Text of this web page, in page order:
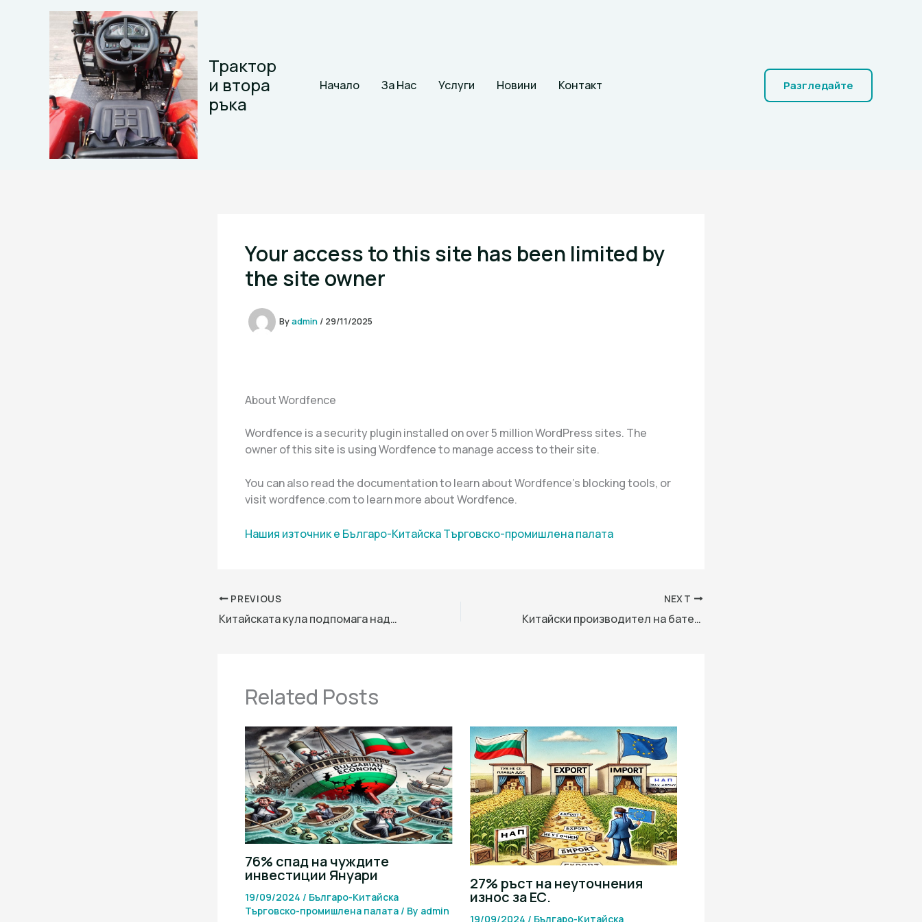
Трактор
и втора
ръка
Начало За Нас Услуги Новини Контакт Разгледайте
Your access to this site has been limited by
the site owner
Byadmin / 29/11/2025
About Wordfence
Wordfence is a security plugin installed on over 5 million WordPress sites. The
owner of this site is using Wordfence to manage access to their site.
You can also read the documentation to learn about Wordfence’s blocking tools, or
visit wordfence.com to learn more about Wordfence.
Нашия източник е Българо-Китайска Търговско-промишлена палaта
PREVIOUS
Китайската кула подпомага надграждането на цифровата инфраструктура
NEXT
Китайски производител на батерии за електромобили с финансови затруднения спира изграждането на европейски заводи · TechNode
Related Posts
76% спад на чуждите
инвестиции Януари
19/09/2024 / Българо-Китайска
Търговско-промишлена палaта / By admin
27% ръст на неуточнения
износ за ЕС.
19/09/2024 / Българо-Китайска